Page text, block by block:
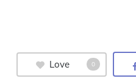
Love 0